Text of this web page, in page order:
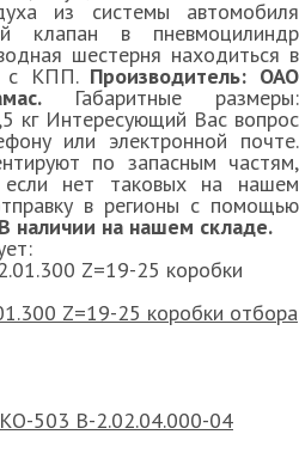
из системы автомобиля
клапан в пневмоцилиндр
шестерня находиться в
с КПП. Производитель: ОАО
Габаритные размеры:
кг Интересующий Вас вопрос
или электронной почте.
по запасным частям,
если нет таковых на нашем
в регионы с помощью
В наличии на нашем складе.
Z=19-25 коробки отбора
503 В-2.02.04.000-04